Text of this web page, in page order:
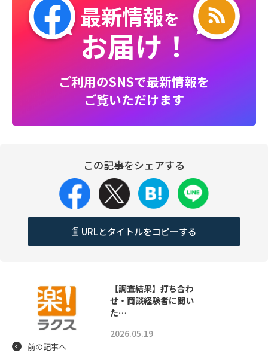
最新情報を
お届け！
ご利用のSNSで最新情報を
ご覧いただけます
この記事をシェアする
URLとタイトルをコピーする
【調査結果】打ち合わ
せ・商談経験者に聞い
た…
2026.05.19
前の記事へ